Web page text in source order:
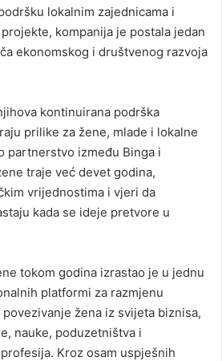
lokalnim zajednicama i
kompanija je postala jedan
ekonomskog i društvenog razvoja
kontinuirana podrška
prilike za žene, mlade i lokalne
partnerstvo između Binga i
traje već devet godina,
vrijednostima i vjeri da
kada se ideje pretvore u
tokom godina izrastao je u jednu
platformi za razmjenu
žena iz svijeta biznisa,
nauke, poduzetništva i
Kroz osam uspješnih